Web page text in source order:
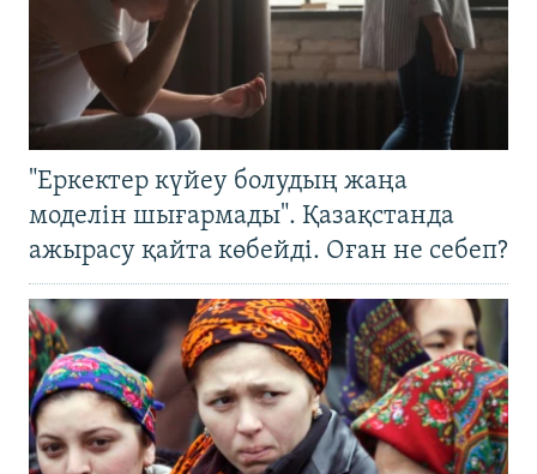
"Еркектер күйеу болудың жаңа
моделін шығармады". Қазақстанда
ажырасу қайта көбейді. Оған не себеп?